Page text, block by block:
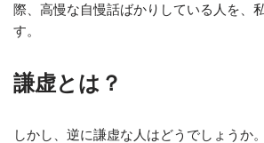
際、高慢な自慢話ばかりしている人を、
す。
謙虚とは？
しかし、逆に謙虚な人はどうでしょうか